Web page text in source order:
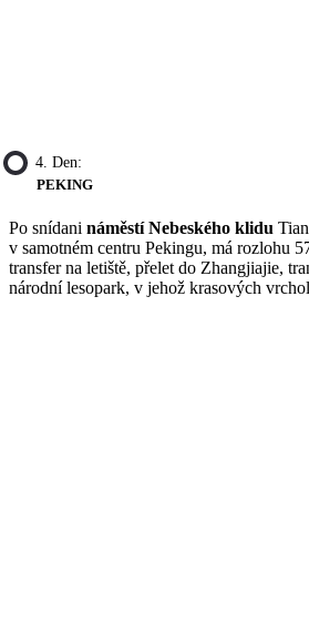
4. Den:
PEKING
Po snídani náměstí Nebeského klidu
v samotném centru Pekingu, má rozlohu
transfer na letiště, přelet do Zhangjiajie,
národní lesopark, v jehož krasových